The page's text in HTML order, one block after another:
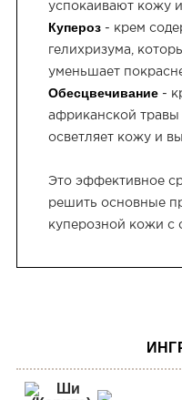
успокаивают кожу
Купероз- крем
гелихризума,
уменьшает
Обесцвечивание-
африканской
осветляет кожу и
Это эффективное
решить основные
куперозной кожи с